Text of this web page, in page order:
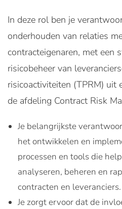
In deze rol ben je
onderhouden van relaties
contracteigenaren, met een
risicobeheer van
risicoactiviteiten (TPRM) uit
de afdeling Contract Risk
Je belangrijkste
het ontwikkelen en
processen en tools die
analyseren, beheren en
contracten en leveranciers.
Je zorgt ervoor dat de